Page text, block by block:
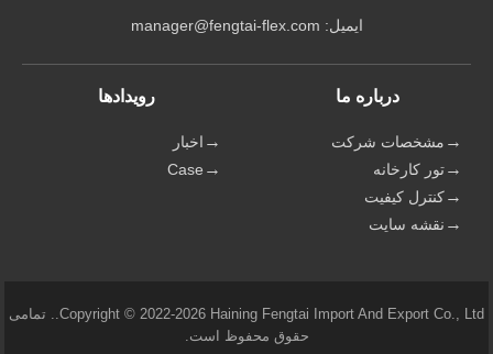
manager@fengtai-flex.com
درباره ما
مشخصات شرکت
تور کارخانه
کنترل کیفیت
نقشه سایت
رویدادها
Case
Copyright © 2022-2026 Haining Fengtai Import And Export Co., Ltd.. تمامی
حقوق محفوظ است.